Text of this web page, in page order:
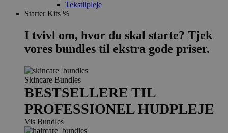
Tekstilpleje
Starter Kits %
I tvivl om, hvor du skal starte? Tjek
vores bundles til ekstra gode priser.
Skincare Bundles
BESTSELLERE TIL
PROFESSIONEL HUDPLEJE
Vis Bundles